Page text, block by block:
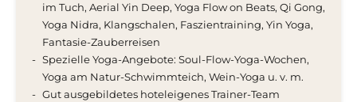
im Tuch, Aerial Yin Deep, Yoga Flow on Beats, Qi Gong,
Yoga Nidra, Klangschalen, Faszientraining, Yin Yoga,
Fantasie-Zauberreisen
Spezielle Yoga-Angebote: Soul-Flow-Yoga-Wochen,
Yoga am Natur-Schwimmteich, Wein-Yoga u. v. m.
Gut ausgebildetes hoteleigenes Trainer-Team